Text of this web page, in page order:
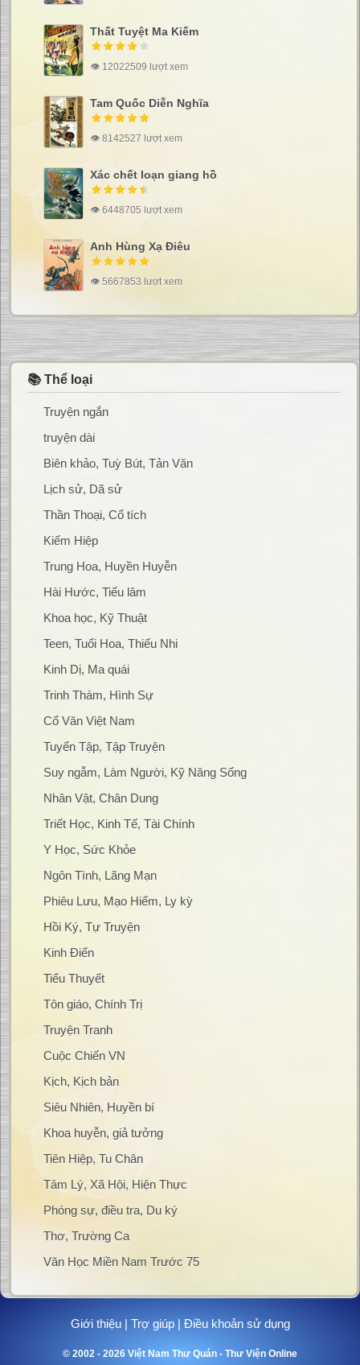
Thất Tuyệt Ma Kiếm
👁 12022509 lượt xem
Tam Quốc Diễn Nghĩa
👁 8142527 lượt xem
Xác chết loạn giang hồ
👁 6448705 lượt xem
Anh Hùng Xạ Điêu
👁 5667853 lượt xem
📚 Thể loại
Truyện ngắn
truyện dài
Biên khảo, Tuỳ Bút, Tản Văn
Lịch sử, Dã sử
Thần Thoại, Cổ tích
Kiếm Hiệp
Trung Hoa, Huyền Huyễn
Hài Hước, Tiếu lâm
Khoa học, Kỹ Thuật
Teen, Tuổi Hoa, Thiếu Nhi
Kinh Dị, Ma quái
Trinh Thám, Hình Sự
Cổ Văn Việt Nam
Tuyển Tập, Tập Truyện
Suy ngẫm, Làm Người, Kỹ Năng Sống
Nhân Vật, Chân Dung
Triết Học, Kinh Tế, Tài Chính
Y Học, Sức Khỏe
Ngôn Tình, Lãng Mạn
Phiêu Lưu, Mạo Hiểm, Ly kỳ
Hồi Ký, Tự Truyện
Kinh Điển
Tiểu Thuyết
Tôn giáo, Chính Trị
Truyện Tranh
Cuộc Chiến VN
Kịch, Kịch bản
Siêu Nhiên, Huyền bí
Khoa huyễn, giả tưởng
Tiên Hiệp, Tu Chân
Tâm Lý, Xã Hội, Hiện Thực
Phóng sự, điều tra, Du ký
Thơ, Trường Ca
Văn Học Miền Nam Trước 75
Giới thiệu| Trợ giúp| Điều khoản sử dụng
© 2002 - 2026 Việt Nam Thư Quán - Thư Viện Online